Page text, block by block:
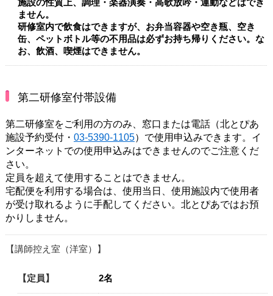
施設の性質上、調理・楽器演奏・高歌放吟・運動などはでき
ません。
研修室内で飲食はできますが、お弁当容器や空き瓶、空き
缶、ペットボトル等の不用品は必ずお持ち帰りください。な
お、飲酒、喫煙はできません。
第二研修室付帯設備
第二研修室をご利用の方のみ、窓口または電話（北とぴあ
施設予約受付・ 03-5390-1105）で使用申込みできます。イ
ンターネットでの使用申込みはできませんのでご注意くだ
さい。
定員を超えて使用することはできません。
宅配便を利用する場合は、使用当日、使用施設内で使用者
が受け取れるように手配してください。北とぴあではお預
かりしません。
講師控え室（洋室）
定員 2名